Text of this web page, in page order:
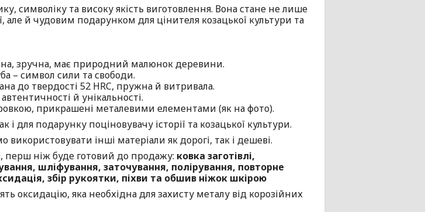
символіку та високу якість виготовлення. Вона стане не лише
але й чудовим подарунком для цінителя козацької культури та
зручна, має природний малюнок деревини.
– символ сили та свободи.
до твердості 52 HRC, пружна й витривала.
й унікальності.
прикрашені металевими елементами (як на фото).
і для подарунку поціновувачу історії та козацької культури.
інші матеріали як дорогі, так і дешеві.
перш ніж буде готовий до продажу: ковка заготівлі,
шліфування, заточування, полірування, повторне
збір рукоятки, піхви та обшив ніжок шкірою
оксидацію, яка необхідна для захисту металу від корозійних